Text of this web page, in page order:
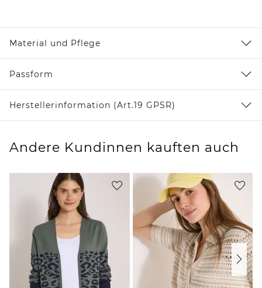
Material und Pflege
Passform
Herstellerinformation (Art.19 GPSR)
Andere Kundinnen kauften auch